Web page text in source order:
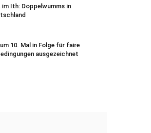
im Ith: Doppelwumms in
10. Mal in Folge für faire
ausgezeichnet